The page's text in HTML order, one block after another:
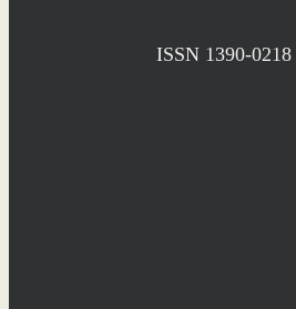
ISSN 1390-0218